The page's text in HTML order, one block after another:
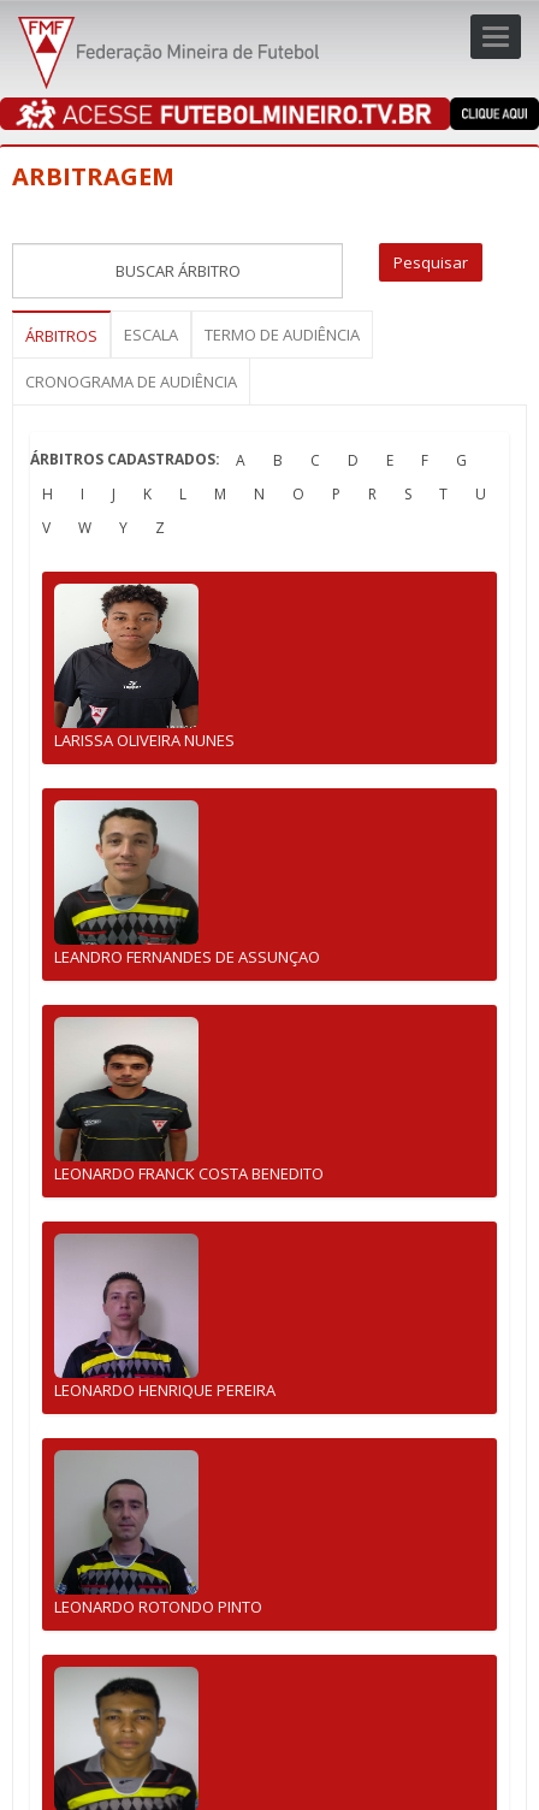
ARBITRAGEM
ÁRBITROS ESCALA TERMO DE AUDIÊNCIA
CRONOGRAMA DE AUDIÊNCIA
ÁRBITROS CADASTRADOS: A B C D E F
G
H
I J K L M N O P R S T
U
V
W Y Z
LARISSA OLIVEIRA NUNES
LEANDRO FERNANDES DE ASSUNÇAO
LEONARDO FRANCK COSTA BENEDITO
LEONARDO HENRIQUE PEREIRA
LEONARDO ROTONDO PINTO